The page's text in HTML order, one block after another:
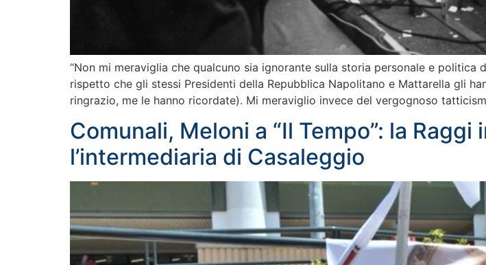
“Non mi meraviglia che qualcuno sia ignorante sulla storia personale e
rispetto che gli stessi Presidenti della Repubblica Napolitano e Mattarella gli
ringrazio, me le hanno ricordate). Mi meraviglio invece del vergognoso
Comunali, Meloni a “Il Tempo”: la
l’intermediaria di Casaleggio